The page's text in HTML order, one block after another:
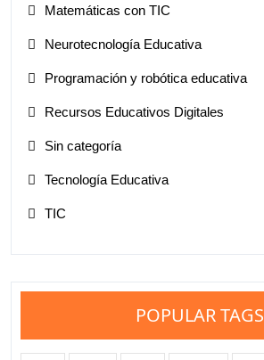
Matemáticas con TIC
Neurotecnología Educativa
Programación y robótica educativa
Recursos Educativos Digitales
Sin categoría
Tecnología Educativa
TIC
POPULAR TAGS